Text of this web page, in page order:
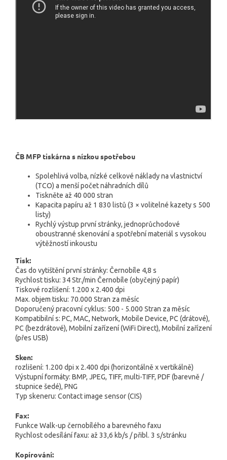
ČB MFP tiskárna s nízkou spotřebou
Spolehlivá volba, nízké celkové náklady na vlastnictví
(TCO) a menší počet náhradních dílů
Tiskněte až 40 000 stran
Kapacita papíru až 1 830 listů (3 × volitelné kazety s 500
listy)
Rychlý výstup první stránky, jednoprůchodové
oboustranné skenování a spotřební materiál s vysokou
výtěžností inkoustu
Tisk:
Čas do vytištění první stránky: Černobíle 4,8 s
Rychlost tisku: 34 Str./min Černobíle (obyčejný papír)
Tiskové rozlišení: 1.200 x 2.400 dpi
Max. objem tisku: 70.000 Stran za měsíc
Doporučený pracovní cyklus: 500 - 5.000 Stran za měsíc
Kompatibilní s: PC, MAC, Network, Mobile Device, PC (drátové),
PC (bezdrátové), Mobilní zařízení (WiFi Direct), Mobilní zařízení
(přes USB)
Sken:
rozlišení: 1.200 dpi x 2.400 dpi (horizontálně x vertikálně)
Výstupní formáty: BMP, JPEG, TIFF, multi-TIFF, PDF (barevně /
stupnice šedé), PNG
Typ skeneru: Contact image sensor (CIS)
Fax:
Funkce Walk-up černobílého a barevného faxu
Rychlost odesílání faxu: až 33,6 kb/s / přibl. 3 s/stránku
Kopírování: